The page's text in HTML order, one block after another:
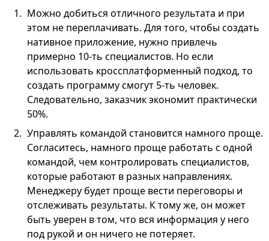
Можно добиться отличного результата и при
этом не переплачивать. Для того, чтобы создать
нативное приложение, нужно привлечь
примерно 10-ть специалистов. Но если
использовать кроссплатформенный подход, то
создать программу смогут 5-ть человек.
Следовательно, заказчик экономит практически
50%.
Управлять командой становится намного проще.
Согласитесь, намного проще работать с одной
командой, чем контролировать специалистов,
которые работают в разных направлениях.
Менеджеру будет проще вести переговоры и
отслеживать результаты. К тому же, он может
быть уверен в том, что вся информация у него
под рукой и он ничего не потеряет.